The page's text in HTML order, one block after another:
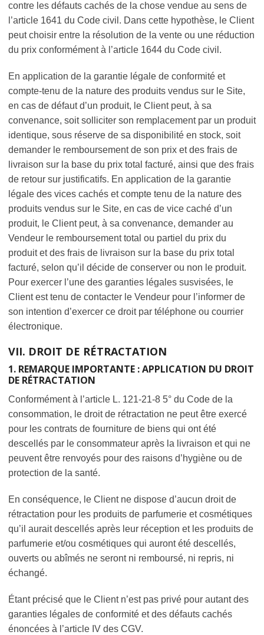
contre les défauts cachés de la chose vendue au sens de
l’article 1641 du Code civil. Dans cette hypothèse, le Client
peut choisir entre la résolution de la vente ou une réduction
du prix conformément à l’article 1644 du Code civil.
En application de la garantie légale de conformité et
compte-tenu de la nature des produits vendus sur le Site,
en cas de défaut d’un produit, le Client peut, à sa
convenance, soit solliciter son remplacement par un produit
identique, sous réserve de sa disponibilité en stock, soit
demander le remboursement de son prix et des frais de
livraison sur la base du prix total facturé, ainsi que des frais
de retour sur justificatifs. En application de la garantie
légale des vices cachés et compte tenu de la nature des
produits vendus sur le Site, en cas de vice caché d’un
produit, le Client peut, à sa convenance, demander au
Vendeur le remboursement total ou partiel du prix du
produit et des frais de livraison sur la base du prix total
facturé, selon qu’il décide de conserver ou non le produit.
Pour exercer l’une des garanties légales susvisées, le
Client est tenu de contacter le Vendeur pour l’informer de
son intention d’exercer ce droit par téléphone ou courrier
électronique.
VII. DROIT DE RÉTRACTATION
1. REMARQUE IMPORTANTE : APPLICATION DU DROIT
DE RÉTRACTATION
Conformément à l’article L. 121-21-8 5° du Code de la
consommation, le droit de rétractation ne peut être exercé
pour les contrats de fourniture de biens qui ont été
descellés par le consommateur après la livraison et qui ne
peuvent être renvoyés pour des raisons d’hygiène ou de
protection de la santé.
En conséquence, le Client ne dispose d’aucun droit de
rétractation pour les produits de parfumerie et cosmétiques
qu’il aurait descellés après leur réception et les produits de
parfumerie et/ou cosmétiques qui auront été descellés,
ouverts ou abîmés ne seront ni remboursé, ni repris, ni
échangé.
Étant précisé que le Client n’est pas privé pour autant des
garanties légales de conformité et des défauts cachés
énoncées à l’article IV des CGV.